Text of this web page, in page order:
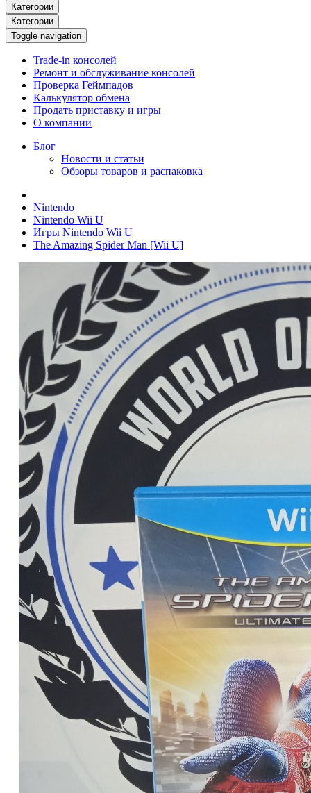
Категории
Категории
Toggle navigation
Trade-in консолей
Ремонт и обслуживание консолей
Проверка Геймпадов
Калькулятор обмена
Продать приставку и игры
О компании
Блог
Новости и статьи
Обзоры товаров и распаковка
Nintendo
Nintendo Wii U
Игры Nintendo Wii U
The Amazing Spider Man [Wii U]